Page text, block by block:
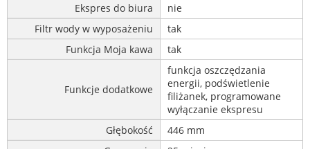
Ekspres do biura
nie
Filtr wody w wyposażeniu
tak
Funkcja Moja kawa
tak
Funkcje dodatkowe
funkcja oszczędzania
energii, podświetlenie
filiżanek, programowane
wyłączanie ekspresu
Głębokość
446 mm